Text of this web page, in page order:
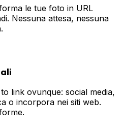
le tue foto in URL
Nessuna attesa, nessuna
link ovunque: social media,
o incorpora nei siti web.